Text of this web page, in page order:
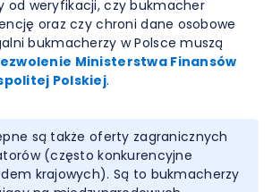
od weryfikacji, czy bukmacher
oraz czy chroni dane osobowe
bukmacherzy w Polsce muszą
Ministerstwa Finansów
Polskiej.
są także oferty zagranicznych
(często konkurencyjne
krajowych). Są to bukmacherzy